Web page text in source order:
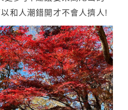
和人潮錯開才不會人擠人!